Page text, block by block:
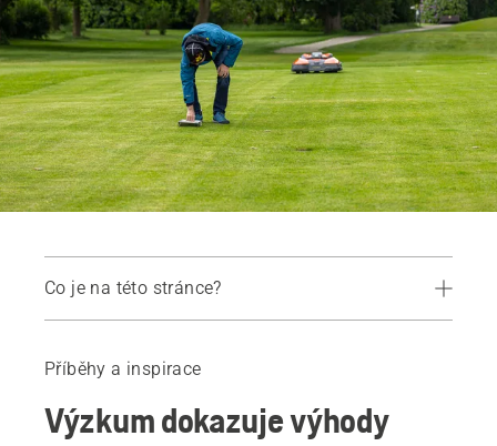
Co je na této stránce?
Norský, německý a italský výzkum
Další informace
Příběhy a inspirace
Výzkum dokazuje výhody